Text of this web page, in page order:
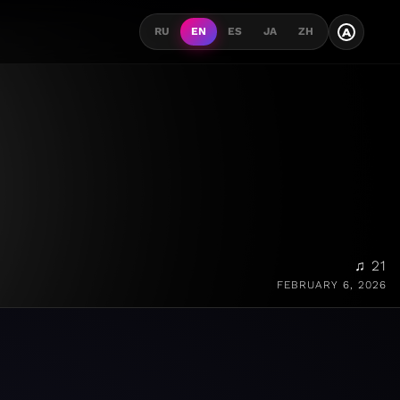
RU EN ES JA ZH A
♫ 21
FEBRUARY 6, 2026